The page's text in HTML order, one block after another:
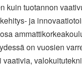
kuin tuotannon
ja
on vuosien
vaativia,